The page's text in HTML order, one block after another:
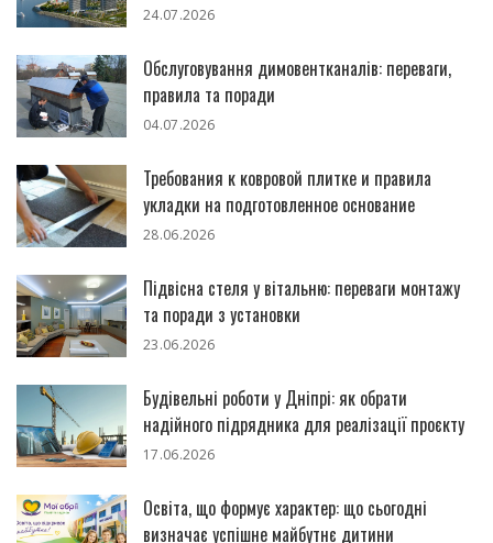
24.07.2026
Обслуговування димовентканалів: переваги,
правила та поради
04.07.2026
Требования к ковровой плитке и правила
укладки на подготовленное основание
28.06.2026
Підвісна стеля у вітальню: переваги монтажу
та поради з установки
23.06.2026
Будівельні роботи у Дніпрі: як обрати
надійного підрядника для реалізації проєкту
17.06.2026
Освіта, що формує характер: що сьогодні
визначає успішне майбутнє дитини